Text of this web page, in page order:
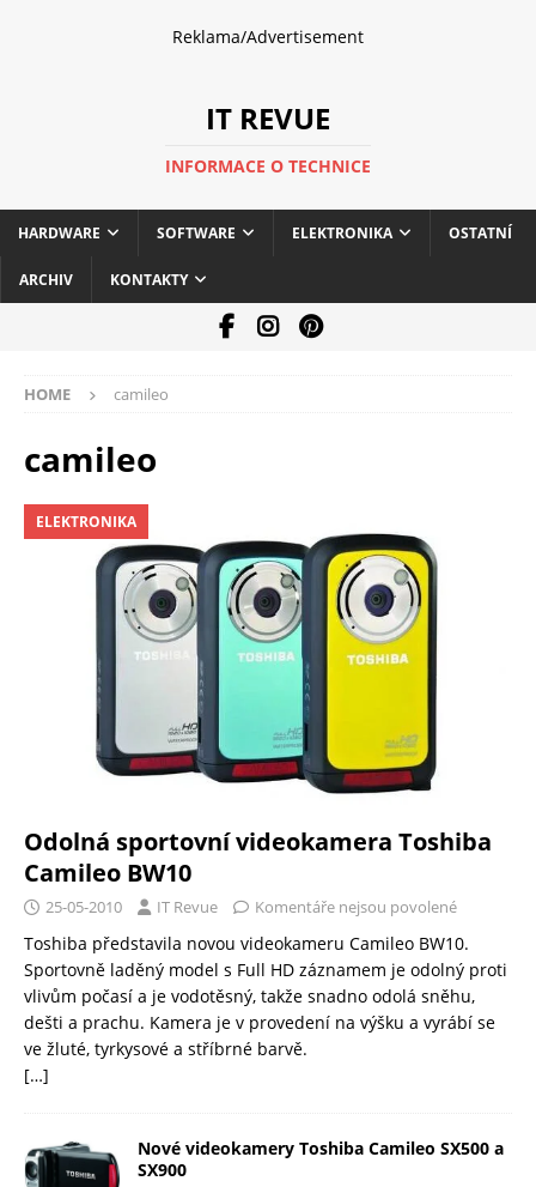
Reklama/Advertisement
IT REVUE
INFORMACE O TECHNICE
HARDWARE SOFTWARE ELEKTRONIKA OSTATNÍ
ARCHIV KONTAKTY
HOME camileo
camileo
ELEKTRONIKA
Odolná sportovní videokamera Toshiba
Camileo BW10
25-05-2010 IT Revue Komentáře nejsou povolené
Toshiba představila novou videokameru Camileo BW10.
Sportovně laděný model s Full HD záznamem je odolný proti
vlivům počasí a je vodotěsný, takže snadno odolá sněhu,
dešti a prachu. Kamera je v provedení na výšku a vyrábí se
ve žluté, tyrkysové a stříbrné barvě.
[…]
Nové videokamery Toshiba Camileo SX500 a
SX900